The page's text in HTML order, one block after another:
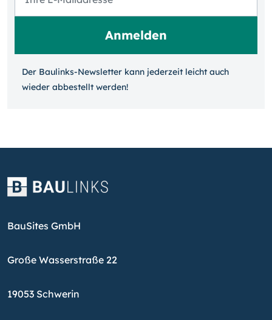
Der Baulinks-Newsletter kann jeder­zeit leicht auch
wieder ab­bestellt werden!
BauSites GmbH
Große Wasserstraße 22
19053 Schwerin